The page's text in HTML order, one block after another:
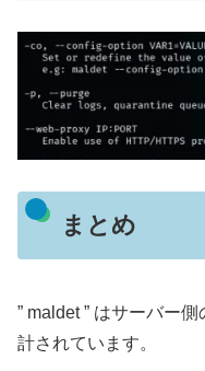
まとめ
” maldet ” はサーバー
計されています。